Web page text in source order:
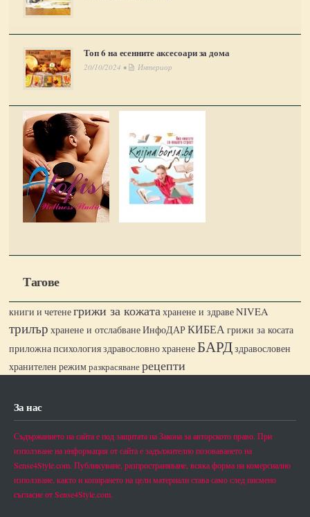
Топ 6 на есенните аксесоари за дома
20/10/2024 • Интериор
Тагове
книги и четенегрижи за кожатахранене и здравеNIVEA
трилър хранене и отслабванеИнфоДАРКИБЕАгрижи за косата
приложна психологияздравословно храненеБАРДздравословен
хранителен режимразкрасяванерецепти
За нас
Съдържанието на сайта е под защитата на Закона за авторското право. При
използване на информация от сайта е задължително позоваването на
Sense4Style.com. Публикуване, разпространяване, всяка форма на комерсиално
използване, както и копирането на цели материали става само след писмено
съгласие от Sense4Style.com.